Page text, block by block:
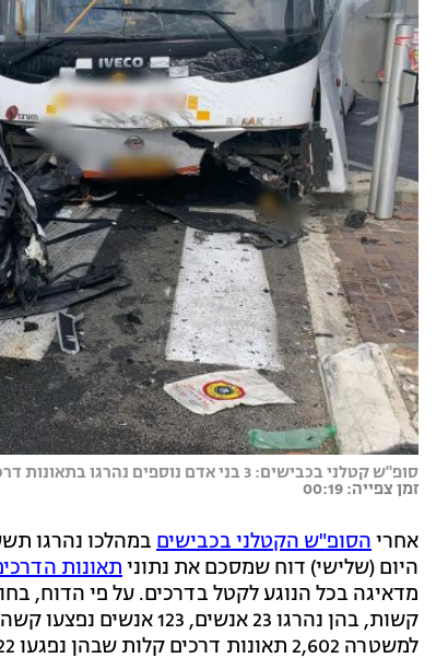
סופ"ש קטלני בכבישים: 3 בני אדם נוספים נהרגו בתאונות דרכים | צילום תמונה ראשית: דוברות מד"א
זמן צפייה: 00:19
אחריהסופ"ש הקטלני בכבישים במהלכו נהרגו
היום (שלישי) דוח שמסכם את נתוניתאונות
למשטרה 2,602 תאונות דרכים קלות שבהן נפגעו 3,222 אנשים באורח קל.